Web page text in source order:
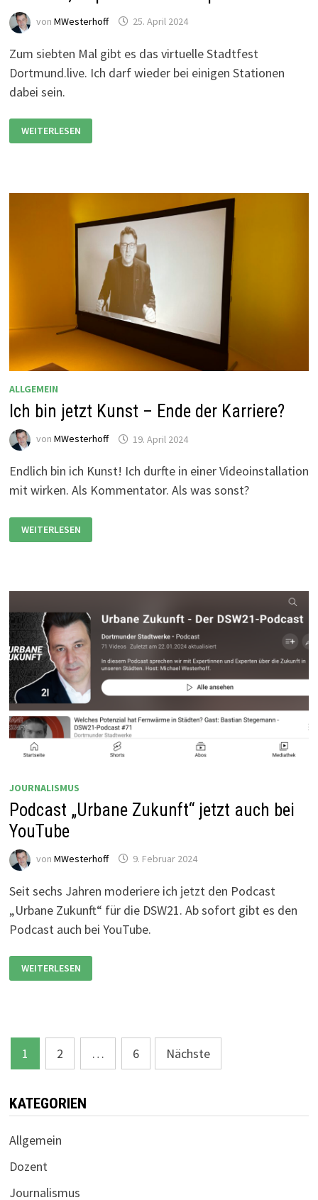
von MWesterhoff 25. April 2024
Zum siebten Mal gibt es das virtuelle Stadtfest
Dortmund.live. Ich darf wieder bei einigen Stationen
dabei sein.
KARAOKE,
KAPITÄNE
UND
WEITERLESEN
ALLGEMEIN
Ich bin jetzt Kunst – Ende der Karriere?
von MWesterhoff 19. April 2024
Endlich bin ich Kunst! Ich durfte in einer Videoinstallation
mit wirken. Als Kommentator. Als was sonst?
BIN
JETZT
KARRIERE?
WEITERLESEN
JOURNALISMUS
Podcast „Urbane Zukunft“ jetzt auch bei
YouTube
von MWesterhoff 9. Februar 2024
Seit sechs Jahren moderiere ich jetzt den Podcast
„Urbane Zukunft“ für die DSW21. Ab sofort gibt es den
Podcast auch bei YouTube.
PODCAST
„URBANE
ZUKUNFT“
WEITERLESEN
Seitennummerierung
der
Beiträge
1 2 … 6 Nächste
KATEGORIEN
Allgemein
Dozent
Journalismus